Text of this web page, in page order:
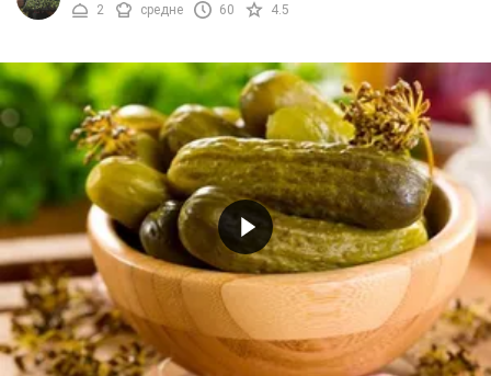
2
средне 60 4.5